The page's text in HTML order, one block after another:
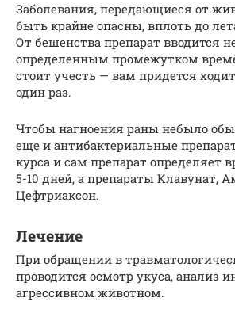
Заболевания, передающиеся от
быть крайне опасны, вплоть до
От бешенства препарат вводится
определенным промежутком
стоит учесть — вам придется
один раз.
Чтобы нагноения раны небыло
еще и антибактериальные
курса и сам препарат определяет
5-10 дней, а препараты Клавунат,
Цефтриаксон.
Лечение
При обращении в
проводится осмотр укуса, анализ
агрессивном животном.